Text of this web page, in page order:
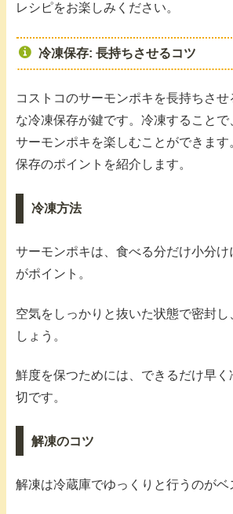
レシピをお楽しみください。
冷凍保存: 長持ちさせるコツ
コストコのサーモンポキを長持ちさせ
な冷凍保存が鍵です。冷凍すること
サーモンポキを楽しむことができます
保存のポイントを紹介します。
冷凍方法
サーモンポキは、食べる分だけ小分
がポイント。
空気をしっかりと抜いた状態で密封し
しょう。
鮮度を保つためには、できるだけ早く
切です。
解凍のコツ
解凍は冷蔵庫でゆっくりと行うのがベ